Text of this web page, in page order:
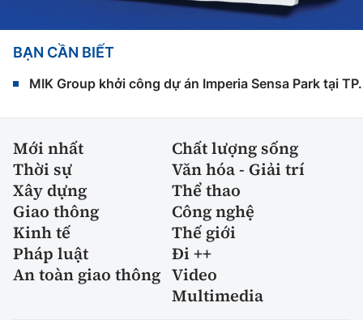
BẠN CẦN BIẾT
MIK Group khởi công dự án Imperia Sensa Park tại
Mới nhất
Chất lượng sống
Thời sự
Văn hóa - Giải trí
Xây dựng
Thể thao
Giao thông
Công nghệ
Kinh tế
Thế giới
Pháp luật
Đi ++
An toàn giao thông Video
Multimedia